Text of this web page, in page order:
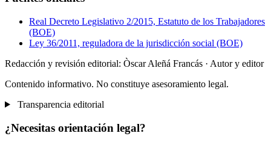
Real Decreto Legislativo 2/2015, Estatuto de los Trabajadores
(BOE)
Ley 36/2011, reguladora de la jurisdicción social (BOE)
Redacción y revisión editorial: Òscar Aleñá Francás · Autor y editor
Contenido informativo. No constituye asesoramiento legal.
Transparencia editorial
¿Necesitas orientación legal?